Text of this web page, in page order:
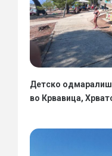
Детско
во Крвавица,